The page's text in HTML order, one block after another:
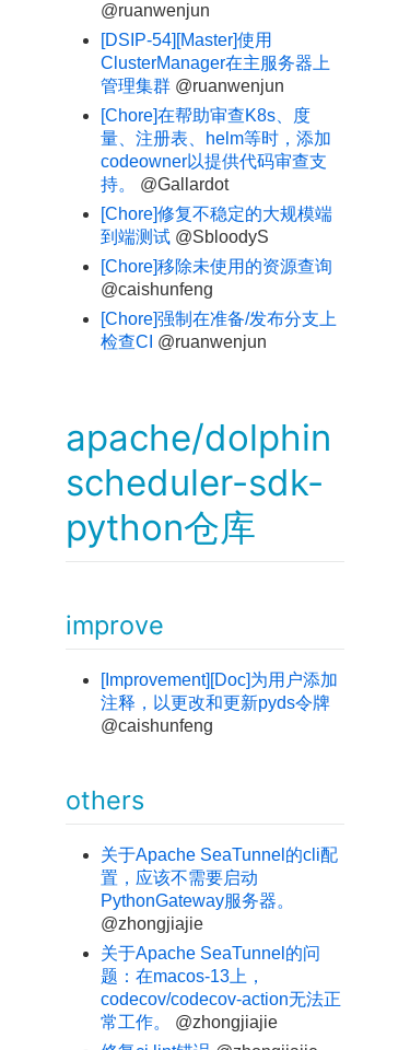
@ruanwenjun
[DSIP-54][Master]使用
ClusterManager在主服务器上
管理集群 @ruanwenjun
[Chore]在帮助审查K8s、度
量、注册表、helm等时，添加
codeowner以提供代码审查支
持。
@Gallardot
[Chore]修复不稳定的大规模端
到端测试 @SbloodyS
[Chore]移除未使用的资源查询
@caishunfeng
[Chore]强制在准备/发布分支上
检查CI @ruanwenjun
apache/dolphin
scheduler-sdk-
python仓库
improve
[Improvement][Doc]为用户添加
注释，以更改和更新pyds令牌
@caishunfeng
others
关于Apache SeaTunnel的cli配
置，应该不需要启动
PythonGateway服务器。
@zhongjiajie
关于Apache SeaTunnel的问
题：在macos-13上，
codecov/codecov-action无法正
常工作。
@zhongjiajie